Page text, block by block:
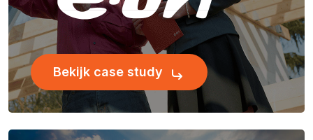
Bekijk case study